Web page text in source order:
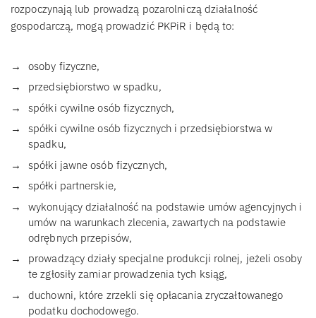
rozpoczynają lub prowadzą pozarolniczą działalność
gospodarczą, mogą prowadzić PKPiR i będą to:
osoby fizyczne,
przedsiębiorstwo w spadku,
spółki cywilne osób fizycznych,
spółki cywilne osób fizycznych i przedsiębiorstwa w
spadku,
spółki jawne osób fizycznych,
spółki partnerskie,
wykonujący działalność na podstawie umów agencyjnych i
umów na warunkach zlecenia, zawartych na podstawie
odrębnych przepisów,
prowadzący działy specjalne produkcji rolnej, jeżeli osoby
te zgłosiły zamiar prowadzenia tych ksiąg,
duchowni, które zrzekli się opłacania zryczałtowanego
podatku dochodowego.